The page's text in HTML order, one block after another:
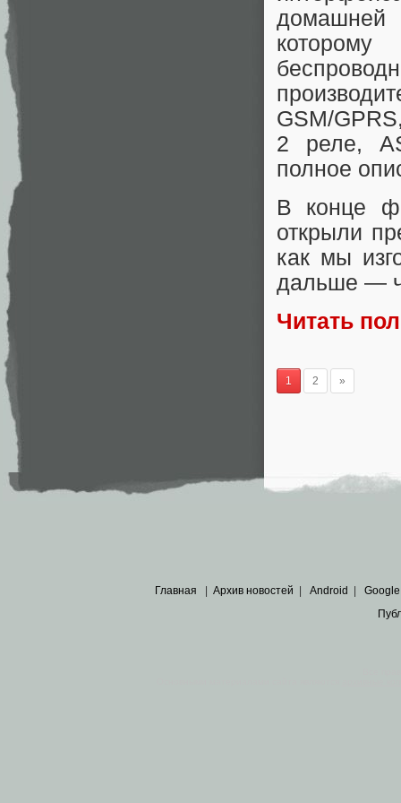
домашней
GSM/
2 реле,
полное
В конце
открыли
как мы
дальше —
Читать
1 2 »
Главная Архив новостей Android Google